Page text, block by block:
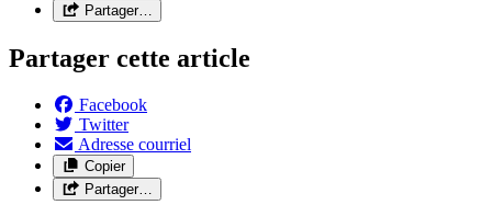
Partager…
Partager cette article
Facebook
Twitter
Adresse courriel
Copier
Partager…